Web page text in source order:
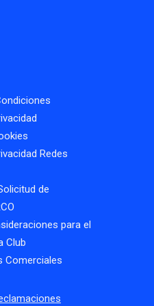
completa y detallada
los proveedores, se
Redes
de
para el
Club
Comerciales